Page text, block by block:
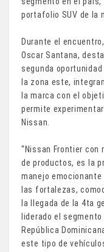
portafolio SUV de la
Durante el
Oscar Santana,
segunda
la zona este,
la marca con el
permite
Nissan.
“Nissan Frontier con
de productos, es la
manejo
las fortalezas,
la llegada de la 4ta
liderado el
República
este tipo de